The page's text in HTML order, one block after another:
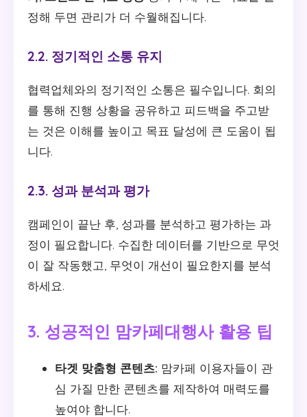
정해 두면 관리가 더 수월해집니다.
2.2. 정기적인 소통 유지
협력업체와의 정기적인 소통은 필수입니다. 회의
를 통해 진행 상황을 공유하고 피드백을 주고받
는 것은 이해를 높이고 목표 달성에 큰 도움이 됩
니다.
2.3. 성과 분석과 평가
캠페인이 끝난 후, 성과를 분석하고 평가하는 과
정이 필요합니다. 수집한 데이터를 기반으로 무엇
이 잘 작동했고, 무엇이 개선이 필요한지를 분석
하세요.
3. 성공적인 맘카페대행사 활용 팁
타겟 맞춤형 콘텐츠: 맘카페 이용자들이 관
심 가질 만한 콘텐츠를 제작하여 매력도를
높여야 합니다.